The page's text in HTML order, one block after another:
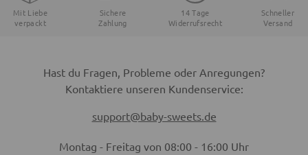
Mit Liebe
verpackt
Sichere
Zahlung
14 Tage
Widerrufsrecht
Schneller
Versand
Hast du Fragen, Probleme oder Anregungen?
Kontaktiere unseren Kundenservice:
support@baby-sweets.de
Montag - Freitag von 08:00 - 16:00 Uhr